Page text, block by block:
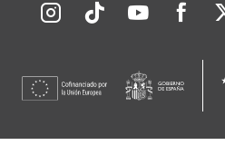
Redes sociales JCCM